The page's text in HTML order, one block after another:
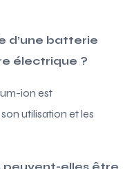
d’une batterie
électrique ?
ion est
utilisation et les